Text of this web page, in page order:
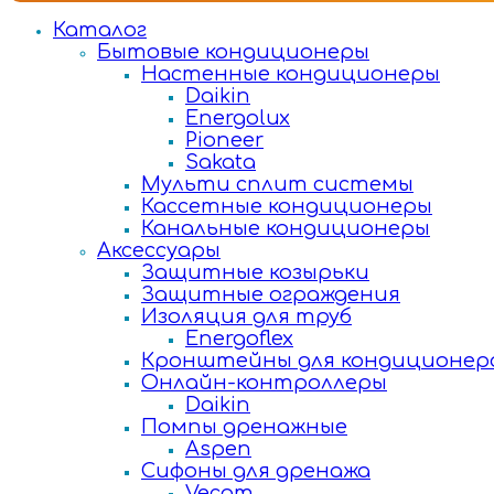
Каталог
Бытовые кондиционеры
Настенные кондиционеры
Daikin
Energolux
Pioneer
Sakata
Мульти сплит системы
Кассетные кондиционеры
Канальные кондиционеры
Аксессуары
Защитные козырьки
Защитные ограждения
Изоляция для труб
Energoflex
Кронштейны для
Онлайн-контроллеры
Daikin
Помпы дренажные
Aspen
Сифоны для дренажа